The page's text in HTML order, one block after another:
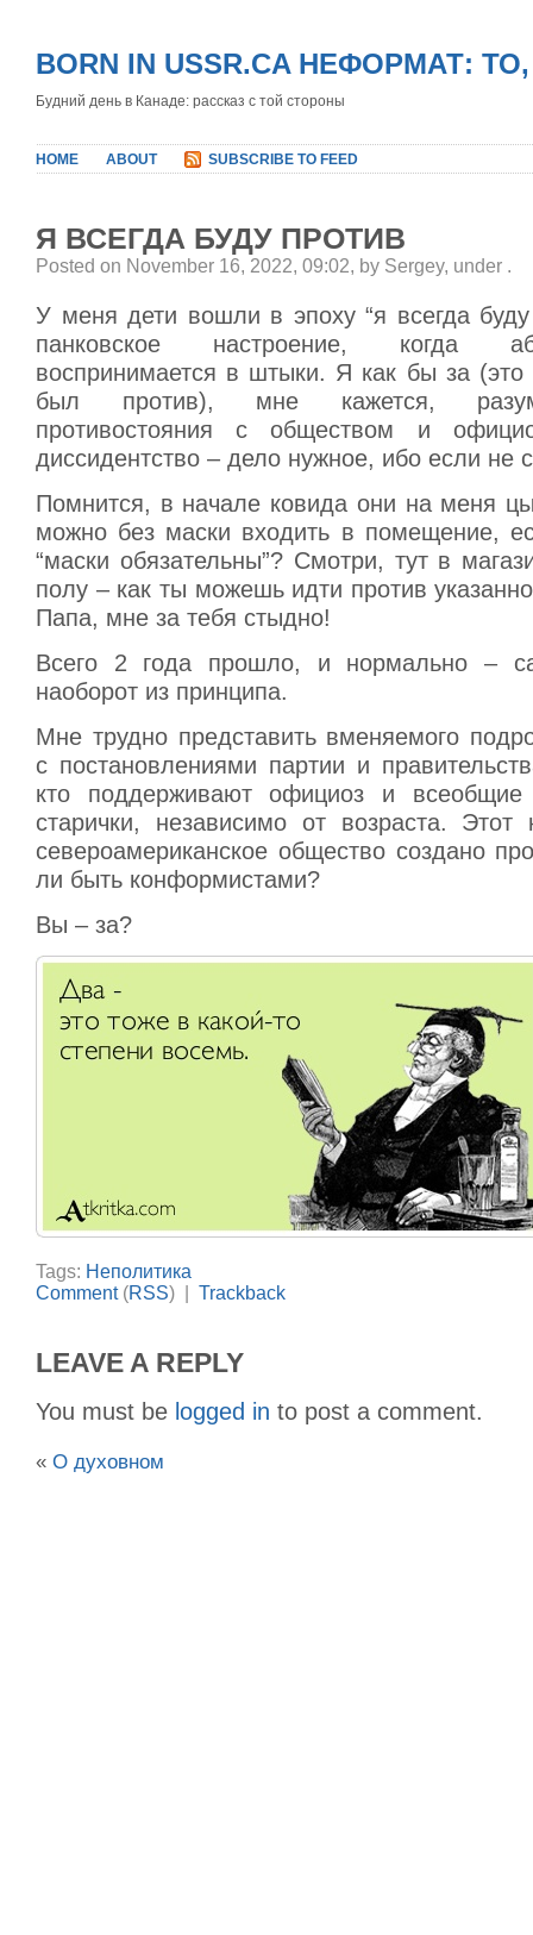
BORN IN USSR.CA НЕФОРМАТ:
Будний день в Канаде: рассказ с той стороны
HOME ABOUT SUBSCRIBE TO FEED
Я ВСЕГДА БУДУ ПРОТИВ
Posted on November 16, 2022, 09:02, by Sergey, under .
У меня дети вошли в эпоху “я всегда
панковское настроение, когда
воспринимается в штыки. Я как бы за (это
был против), мне кажется,
противостояния с обществом и
диссидентство – дело нужное, ибо если не
Помнится, в начале ковида они на меня
можно без маски входить в помещение,
“маски обязательны”? Смотри, тут в
полу – как ты можешь идти против
Папа, мне за тебя стыдно!
Всего 2 года прошло, и нормально –
наоборот из принципа.
Мне трудно представить вменяемого
с постановлениями партии и
кто поддерживают официоз и
старички, независимо от возраста. Этот
североамериканское общество создано
ли быть конформистами?
Вы – за?
Tags: Неполитика
Comment(RSS) | Trackback
LEAVE A REPLY
You must be logged in to post a comment.
« О духовном